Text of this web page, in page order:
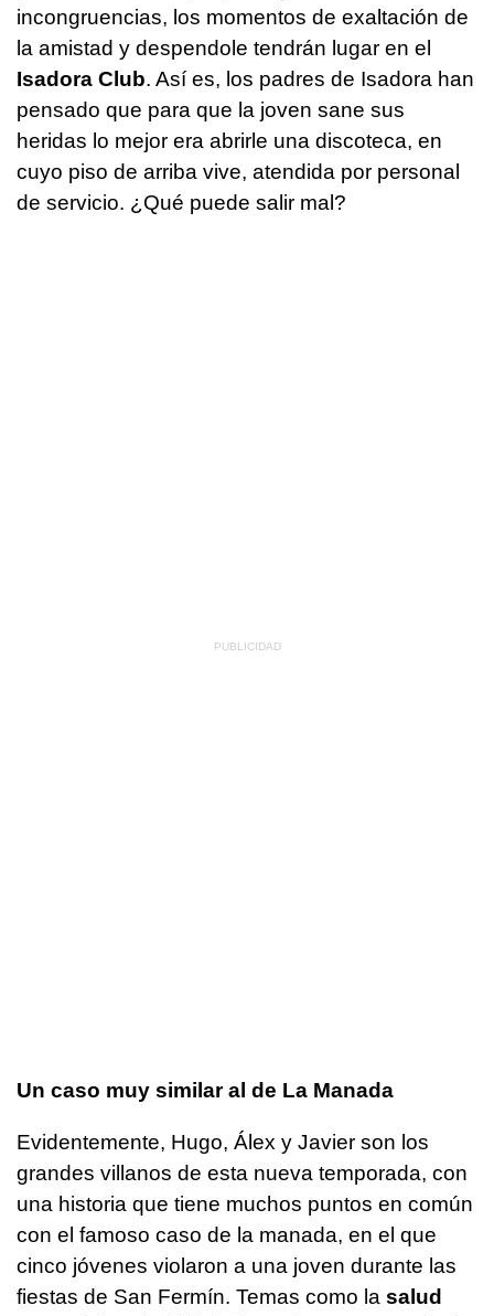
incongruencias, los momentos de exaltación de
la amistad y despendole tendrán lugar en el
Isadora Club. Así es, los padres de Isadora han
pensado que para que la joven sane sus
heridas lo mejor era abrirle una discoteca, en
cuyo piso de arriba vive, atendida por personal
de servicio. ¿Qué puede salir mal?
Un caso muy similar al de La Manada
Evidentemente, Hugo, Álex y Javier son los
grandes villanos de esta nueva temporada, con
una historia que tiene muchos puntos en común
con el famoso caso de la manada, en el que
cinco jóvenes violaron a una joven durante las
fiestas de San Fermín. Temas como la salud